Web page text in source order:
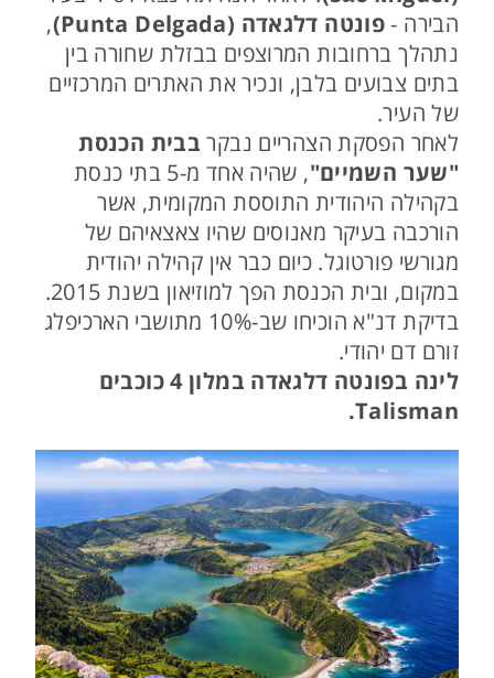
הבירה -פונטה דלגאדה (Punta Delgada)
,
נתהלך ברחובות המרוצפים בבזלת שחורה בין
בתים צבועים בלבן, ונכיר את האתרים המרכזיים
של העיר.
לאחר הפסקת הצהריים נבקר בבית הכנסת
"שער השמיים"
, שהיה אחד מ-5 בתי כנסת
בקהילה היהודית התוססת המקומית, אשר
הורכבה בעיקר מאנוסים שהיו צאצאיהם של
מגורשי פורטוגל. כיום כבר אין קהילה יהודית
במקום, ובית הכנסת הפך למוזיאון בשנת 2015.
בדיקת דנ"א הוכיחו שב-10% מתושבי הארכיפלג
זורם דם יהודי.
לינה בפונטה דלגאדה במלון 4 כוכבים
Talisman.